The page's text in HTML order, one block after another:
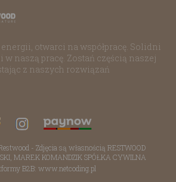
energii, otwarci na współpracę. Solidni
w naszą pracę. Zostań częścią naszej
z naszych rozwiązań
- Zdjęcia są własnością RESTWOOD
MAREK KOMANDZIK SPÓŁKA CYWILNA
B2B: www.netcoding.pl